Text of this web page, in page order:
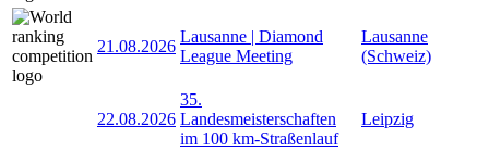
21.08.2026
Lausanne | Diamond
League Meeting
Lausanne
(Schweiz)
22.08.2026
35.
Landesmeisterschaften
im 100 km-Straßenlauf
Leipzig